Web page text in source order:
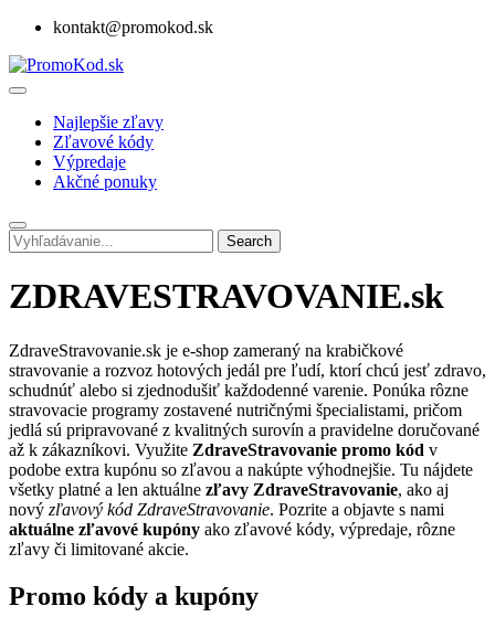
kontakt@promokod.sk
Najlepšie zľavy
Zľavové kódy
Výpredaje
Akčné ponuky
Search
ZDRAVESTRAVOVANIE.sk
ZdraveStravovanie.sk je e-shop zameraný na krabičkové
stravovanie a rozvoz hotových jedál pre ľudí, ktorí chcú jesť zdravo,
schudnúť alebo si zjednodušiť každodenné varenie. Ponúka rôzne
stravovacie programy zostavené nutričnými špecialistami, pričom
jedlá sú pripravované z kvalitných surovín a pravidelne doručované
až k zákazníkovi. Využite ZdraveStravovanie promo kód v
podobe extra kupónu so zľavou a nakúpte výhodnejšie. Tu nájdete
všetky platné a len aktuálne zľavy ZdraveStravovanie, ako aj
nový zľavový kód ZdraveStravovanie. Pozrite a objavte s nami
aktuálne zľavové kupóny ako zľavové kódy, výpredaje, rôzne
zľavy či limitované akcie.
Promo kódy a kupóny